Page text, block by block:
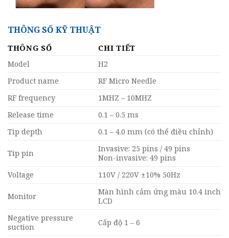
THÔNG SỐ KỸ THUẬT
THÔNG SỐ
CHI TIẾT
Model
H2
Product name
RF Micro Needle
RF frequency
1MHZ – 10MHZ
Release time
0.1 – 0.5 ms
Tip depth
0.1 – 4.0 mm (có thể điều chỉnh)
Tip pin
Invasive: 25 pins / 49 pins
Non-invasive: 49 pins
Voltage
110V / 220V ±10% 50Hz
Monitor
Màn hình cảm ứng màu 10.4 inch
LCD
Negative pressure
suction
Cấp độ 1 – 6